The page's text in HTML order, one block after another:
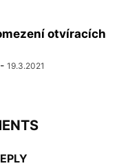
otvíracích
- 19.3.2021